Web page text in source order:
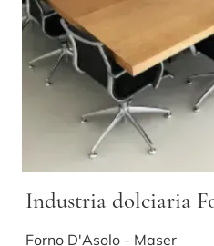
Industria dolciaria
Forno D'Asolo - Maser